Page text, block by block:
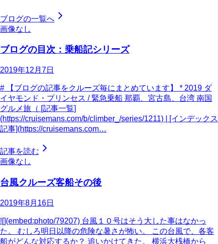
ブログの一覧へ
画像なし
ブログの目次：乗船記シリーズ
2019年12月7日
# 【ブログの記事をクルーズ毎にまとめています】 * 2019 ダ
イヤモンド・プリンセス / 緊急乗船 那覇、宮古島、台湾 南国
グルメ旅（ [記事一覧]
(https://cruisemans.com/b/climber_/series/1211) | [インデックス
記事](https://cruisemans.com…
記事を読む
画像なし
台風クルーズ客船その後
2019年8月16日
![](embed:photo/79207) 台風１０号はそう大した事はなかっ
た。 むしろ明日以降の危険な暑さが怖い。 この台風で、各客
船がどんな対応するか？ 追いかけてきた。 横浜大桟橋から